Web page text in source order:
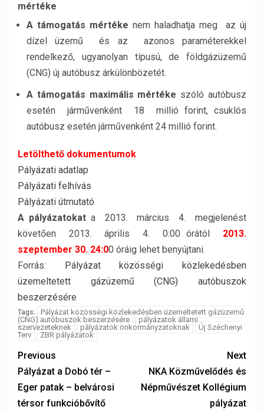
mértéke
A támogatás mértéke nem haladhatja meg az új
dízel üzemű és az azonos paraméterekkel
rendelkező, ugyanolyan típusú, de földgázüzemű
(CNG) új autóbusz árkülönbözetét.
A támogatás maximális mértéke szóló autóbusz
esetén járművenként 18 millió forint, csuklós
autóbusz esetén járművenként 24 millió forint.
Letölthető dokumentumok
Pályázati adatlap
Pályázati felhívás
Pályázati útmutató
A pályázatokata 2013. március 4. megjelenést
követően 2013. április 4. 0:00 órától 2013.
szeptember 30. 24:00 óráig lehet benyújtani.
Forrás: Pályázat közösségi közlekedésben
üzemeltetett gázüzemű (CNG) autóbuszok
beszerzésére
Tags:
Pályázat közösségi közlekedésben üzemeltetett gázüzemű
(CNG) autóbuszok beszerzésére
pályázatok állami
szervezeteknek
pályázatok önkormányzatoknak
Új Széchenyi
Terv
ZBR pályázatok
Previous
Pályázat a Dobó tér –
Eger patak – belvárosi
térsor funkcióbővítő
Next
NKA Közművelődés és
Népművészet Kollégium
pályázat